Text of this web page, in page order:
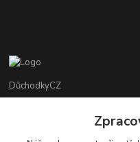
DůchodkyCZ
+420 412384749